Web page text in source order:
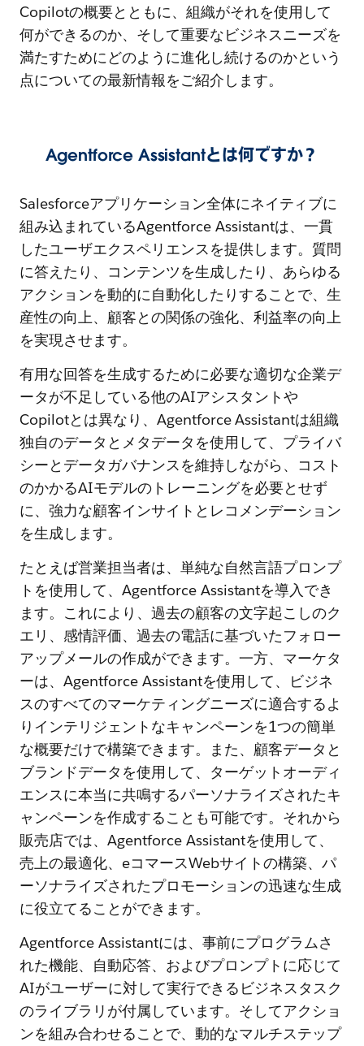
Copilotの概要とともに、組織がそれを使用して
何ができるのか、そして重要なビジネスニーズを
満たすためにどのように進化し続けるのかという
点についての最新情報をご紹介します。
Agentforce Assistantとは何ですか？
Salesforceアプリケーション全体にネイティブに
組み込まれているAgentforce Assistantは、一貫
したユーザエクスペリエンスを提供します。質問
に答えたり、コンテンツを生成したり、あらゆる
アクションを動的に自動化したりすることで、生
産性の向上、顧客との関係の強化、利益率の向上
を実現させます。
有用な回答を生成するために必要な適切な企業デ
ータが不足している他のAIアシスタントや
Copilotとは異なり、Agentforce Assistantは組織
独自のデータとメタデータを使用して、プライバ
シーとデータガバナンスを維持しながら、コスト
のかかるAIモデルのトレーニングを必要とせず
に、強力な顧客インサイトとレコメンデーション
を生成します。
たとえば営業担当者は、単純な自然言語プロンプ
トを使用して、Agentforce Assistantを導入でき
ます。これにより、過去の顧客の文字起こしのク
エリ、感情評価、過去の電話に基づいたフォロー
アップメールの作成ができます。一方、マーケタ
ーは、Agentforce Assistantを使用して、ビジネ
スのすべてのマーケティングニーズに適合するよ
りインテリジェントなキャンペーンを1つの簡単
な概要だけで構築できます。また、顧客データと
ブランドデータを使用して、ターゲットオーディ
エンスに本当に共鳴するパーソナライズされたキ
ャンペーンを作成することも可能です。それから
販売店では、Agentforce Assistantを使用して、
売上の最適化、eコマースWebサイトの構築、パ
ーソナライズされたプロモーションの迅速な生成
に役立てることができます。
Agentforce Assistantには、事前にプログラムさ
れた機能、自動応答、およびプロンプトに応じて
AIがユーザーに対して実行できるビジネスタスク
のライブラリが付属しています。そしてアクショ
ンを組み合わせることで、動的なマルチステップ